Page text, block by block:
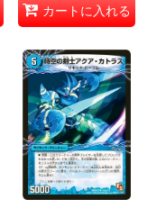
カートに入れる